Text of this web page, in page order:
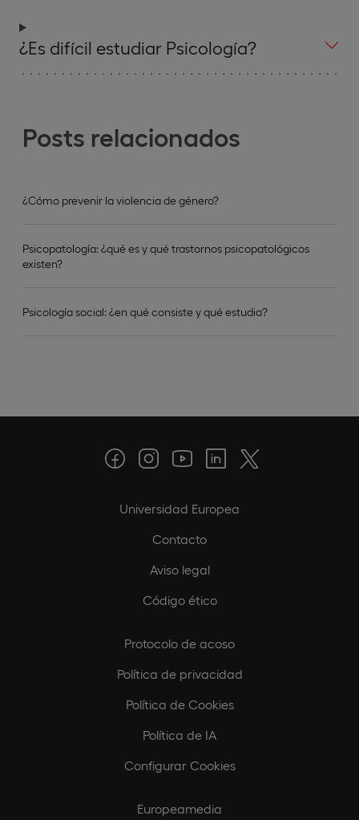
Posts relacionados
¿Cómo prevenir la violencia de género?
Psicopatología: ¿qué es y qué trastornos psicopatológicos
existen?
Psicología social: ¿en qué consiste y qué estudia?
¿Es difícil estudiar Psicología?
Universidad Europea
Contacto
Aviso legal
Código ético
Protocolo de acoso
Política de privacidad
Política de Cookies
Política de IA
Configurar Cookies
Europeamedia